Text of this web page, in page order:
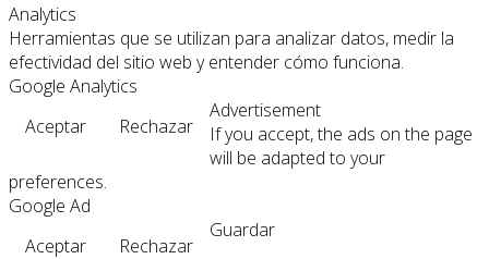
Analytics
Herramientas que se utilizan para analizar datos, medir la
efectividad del sitio web y entender cómo funciona.
Google Analytics
Aceptar
Rechazar
Advertisement
If you accept, the ads on the page
will be adapted to your
preferences.
Google Ad
Aceptar
Rechazar
Guardar